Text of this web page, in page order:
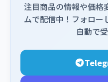
注目商品の情報や価格
ムで配信中！フォロー
自動で